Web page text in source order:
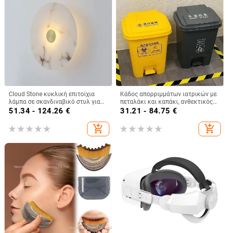
Cloud Stone κυκλική επιτοίχια
λάμπα σε σκανδιναβικό στυλ για
υπνοδωμάτιο και μοντέρνο σαλόνι
51.34 - 124.26 €
add_shopping_cart
Κάδος απορριμμάτων ιατρικών με
πεταλάκι και καπάκι, ανθεκτικός
στη μυρωδιά, κίτρινος, με
χωρητικότητα, για κλινικές και
νοσοκομεία
31.21 - 84.75 €
add_shopping_cart